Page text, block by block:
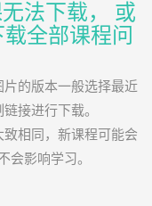
法下载， 或
全部课程问
的版本一般选择最近
接进行下载。
致相同，新课程可能会
会影响学习。